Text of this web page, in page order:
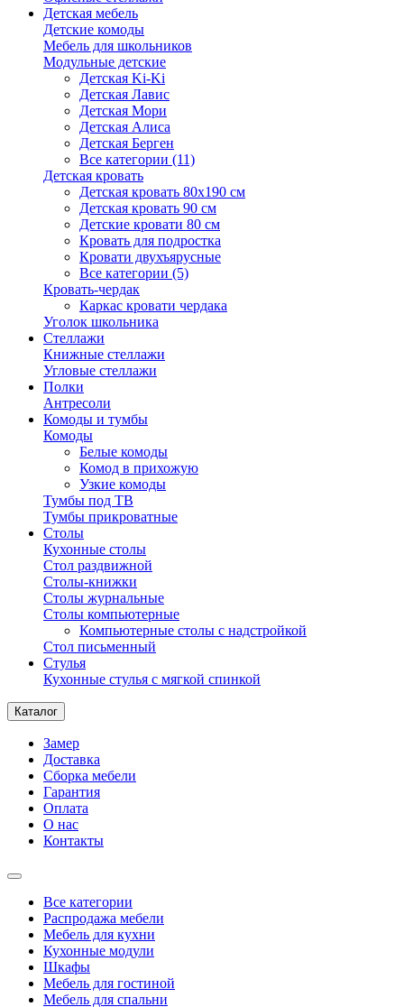
Детская мебель
Детские комоды
Мебель для школьников
Модульные детские
Детская Ki-Ki
Детская Лавис
Детская Мори
Детская Алиса
Детская Берген
Все категории (11)
Детская кровать
Детская кровать 80х190 см
Детская кровать 90 см
Детские кровати 80 см
Кровать для подростка
Кровати двухъярусные
Все категории (5)
Кровать-чердак
Каркас кровати чердака
Уголок школьника
Стеллажи
Книжные стеллажи
Угловые стеллажи
Полки
Антресоли
Комоды и тумбы
Комоды
Белые комоды
Комод в прихожую
Узкие комоды
Тумбы под ТВ
Тумбы прикроватные
Столы
Кухонные столы
Стол раздвижной
Столы-книжки
Столы журнальные
Столы компьютерные
Компьютерные столы с надстройкой
Стол письменный
Стулья
Кухонные стулья с мягкой спинкой
Каталог
Замер
Доставка
Сборка мебели
Гарантия
Оплата
О нас
Контакты
Все категории
Распродажа мебели
Мебель для кухни
Кухонные модули
Шкафы
Мебель для гостиной
Мебель для спальни